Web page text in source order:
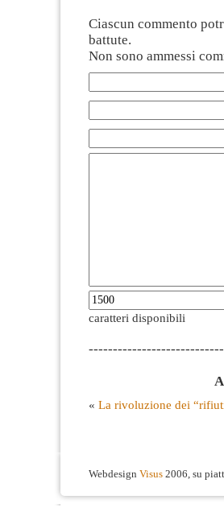
Ciascun commento
battute.
Non sono ammessi
caratteri disponibili
« La rivoluzione dei
Webdesign Visus 2006, su